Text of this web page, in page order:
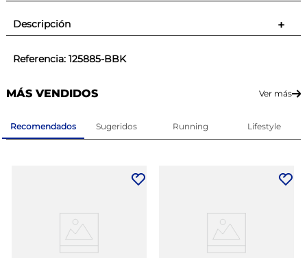
Descripción +
Referencia: 125885-BBK
MÁS VENDIDOS Ver más
Recomendados Sugeridos Running Lifestyle